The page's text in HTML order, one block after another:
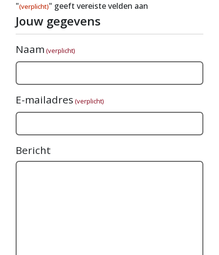
"(verplicht)" geeft vereiste velden aan
Jouw gegevens
Naam (verplicht)
E-mailadres (verplicht)
Bericht